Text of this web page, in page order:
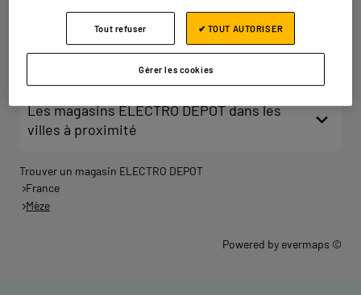
Numéro Plus d'infos
Les magasins ELECTRO DEPOT dans les
villes à proximité
Trouver un magasin ELECTRO DEPOT
France
Mèze
Powered by evermaps ©
Gérer les cookies
Tout refuser ✔ TOUT AUTORISER